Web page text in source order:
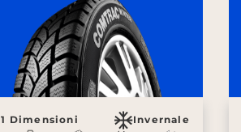
1 Dimensioni Invernale